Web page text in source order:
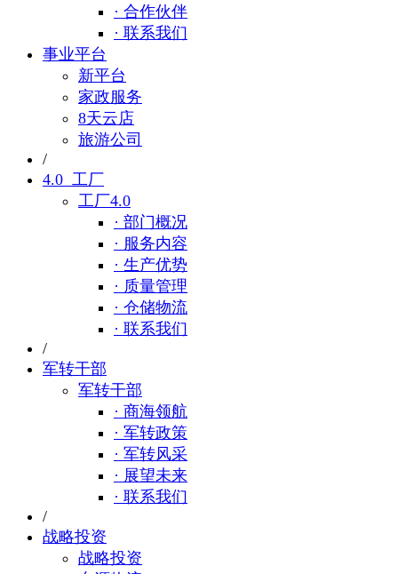
· 合作伙伴
· 联系我们
事业平台
新平台
家政服务
8天云店
旅游公司
/
4.0 工厂
工厂4.0
· 部门概况
· 服务内容
· 生产优势
· 质量管理
· 仓储物流
· 联系我们
/
军转干部
军转干部
· 商海领航
· 军转政策
· 军转风采
· 展望未来
· 联系我们
/
战略投资
战略投资